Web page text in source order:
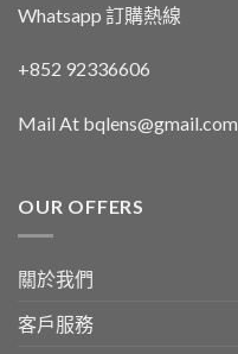
Whatsapp 訂購熱線
+852 92336606
Mail At bqlens@gmail.com
OUR OFFERS
關於我們
客戶服務